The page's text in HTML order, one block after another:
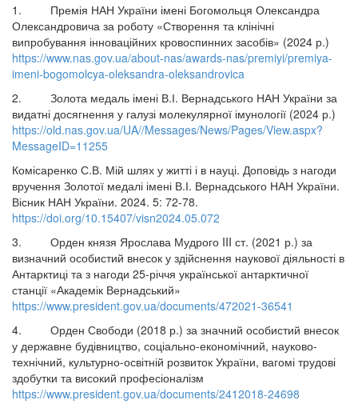
1. Премія НАН України імені Богомольця Олександра
Олександровича за роботу «Створення та клінічні
випробування інноваційних кровоспинних засобів» (2024 р.)
https://www.nas.gov.ua/about-nas/awards-nas/premiyi/premiya-
imeni-bogomolcya-oleksandra-oleksandrovica
2. Золота медаль імені В.І. Вернадського НАН України за
видатні досягнення у галузі молекулярної імунології (2024 р.)
https://old.nas.gov.ua/UA//Messages/News/Pages/View.aspx?
MessageID=11255
Комісаренко С.В. Мій шлях у житті і в науці. Доповідь з нагоди
вручення Золотої медалі імені В.І. Вернадського НАН України.
Вісник НАН України. 2024. 5: 72-78.
https://doi.org/10.15407/visn2024.05.072
3. Орден князя Ярослава Мудрого III ст. (2021 р.) за
визначний особистий внесок у здійснення наукової діяльності в
Антарктиці та з нагоди 25-річчя української антарктичної
станції «Академік Вернадський»
https://www.president.gov.ua/documents/472021-36541
4. Орден Свободи (2018 р.) за значний особистий внесок
у державне будівництво, соціально-економічний, науково-
технічний, культурно-освітній розвиток України, вагомі трудові
здобутки та високий професіоналізм
https://www.president.gov.ua/documents/2412018-24698